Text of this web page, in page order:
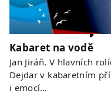
Kabaret na vodě
Jan Jiráň. V hlavních
Dejdar v kabaretním
i emocí…